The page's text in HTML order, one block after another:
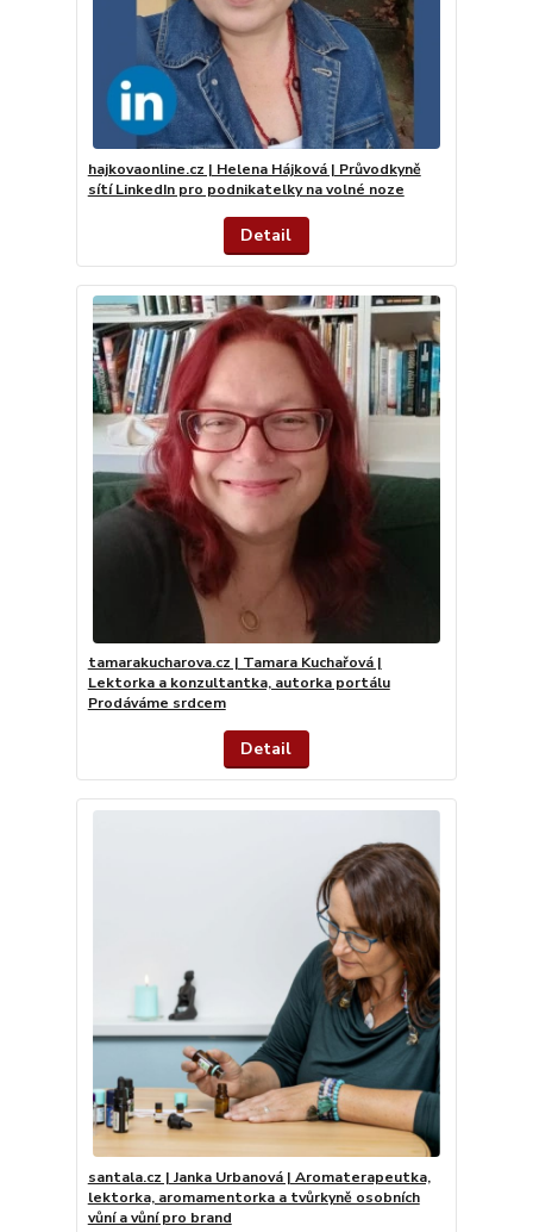
hajkovaonline.cz | Helena Hájková | Průvodkyně
sítí LinkedIn pro podnikatelky na volné noze
Detail
tamarakucharova.cz | Tamara Kuchařová |
Lektorka a konzultantka, autorka portálu
Prodáváme srdcem
Detail
santala.cz | Janka Urbanová | Aromaterapeutka,
lektorka, aromamentorka a tvůrkyně osobních
vůní a vůní pro brand